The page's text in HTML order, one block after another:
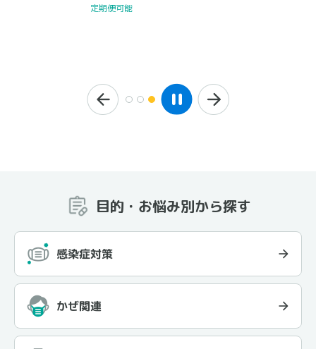
定期便可能
目的・お悩み別から探す
感染症対策
かぜ関連